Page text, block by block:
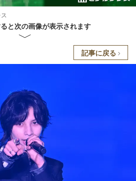
と次の画像が表示されます
記事に戻る